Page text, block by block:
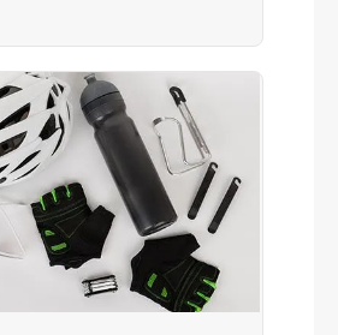
Schalthebel
Deore SL-M4100-R
Bremshebel
BL-MT402
Steuersatz